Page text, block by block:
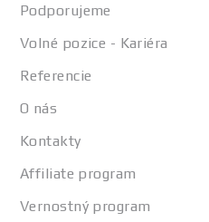
Podporujeme
Volné pozice - Kariéra
Referencie
O nás
Kontakty
Affiliate program
Vernostný program